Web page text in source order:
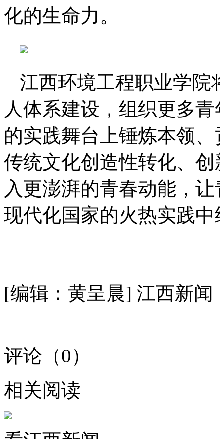
化的生命力。
江西环境工程职业学院
人体系建设，组织更多
的实践舞台上锤炼本领
传统文化创造性转化、
入更澎湃的青春动能，
现代化国家的火热实践
[编辑：黄呈晨] 江西新闻
评论（0）
相关阅读